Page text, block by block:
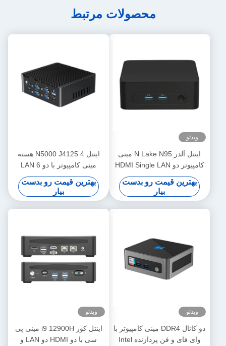
محصولات مرتبط
ویدئو
اینتل آلدر N Lake N95 مینی
کامپیوتر دو HDMI Single LAN
DDR4 16G مینی کامپیوتر قابل
حمل
بهترین قیمت رو بدست
بیار
اینتل N5000 J4125 4 هسته
مینی کامپیوتر با دو LAN 6
COM و DDR4 تا 8G
بهترین قیمت رو بدست
بیار
ویدئو
دو کانال DDR4 مینی کامپیوتر با
وای فای و فن پردازنده Intel
ویدئو
اینتل کور i9 12900H مینی پی
سی با دو HDMI دو LAN و